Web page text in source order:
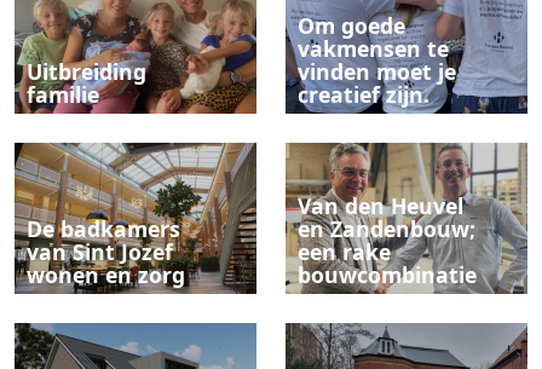
Uitbreiding
familie
Om goede
vakmensen te
vinden moet je
creatief zijn.
De badkamers
van Sint Jozef
wonen en zorg
Van den Heuvel
en Zandenbouw;
een rake
bouwcombinatie